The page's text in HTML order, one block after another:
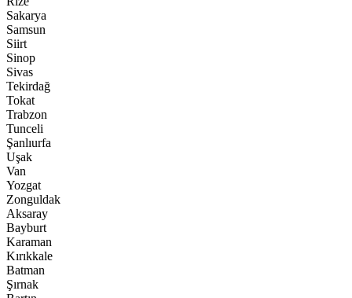
Sakarya
Samsun
Siirt
Sinop
Sivas
Tekirdağ
Tokat
Trabzon
Tunceli
Şanlıurfa
Uşak
Van
Yozgat
Zonguldak
Aksaray
Bayburt
Karaman
Kırıkkale
Batman
Şırnak